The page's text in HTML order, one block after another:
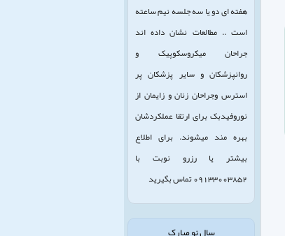
هفته ای دو یا سه جلسه نیم ساعته
است .. مطالعات نشان داده اند
جراحان میکروسکوپیک و
روانپزشکان و سایر پزشکان پر
استرس وجراحان زنان و زایمان از
نوروفیدبک برای ارتقا عملکردشان
بهره مند میشوند. برای اطلاع
بیشتر یا رزرو نوبت با
09133003852 تماس بگیرید